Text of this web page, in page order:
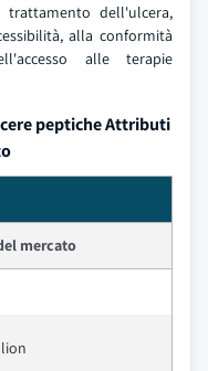
dell'ulcera,
alla conformità
alle terapie
peptiche Attributi
mercato